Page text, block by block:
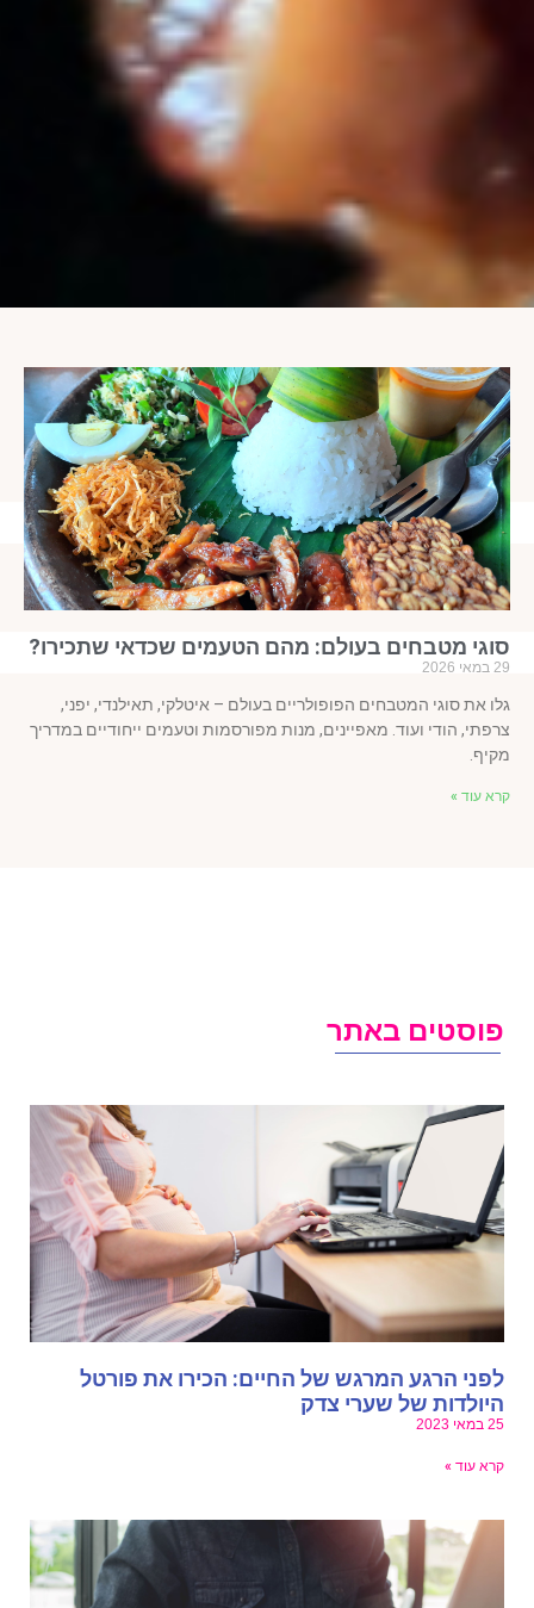
מטבחים בעולם: מהם הטעמים שכדאי שתכירו?
את סוגי המטבחים הפופולריים בעולם – איטלקי, תאילנדי, יפני,
הודי ועוד. מאפיינים, מנות מפורסמות וטעמים ייחודיים במדריך
עוד »
באתר
הרגע המרגש של החיים: הכירו את פורטל
של שערי צדק
עוד »